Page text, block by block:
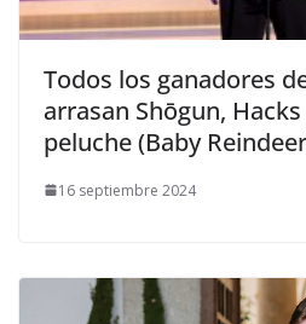
​Todos los ganadores
arrasan Shōgun,
peluche (Baby
16 septiembre 2024